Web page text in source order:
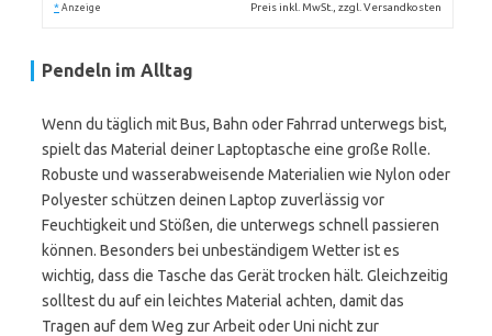
* Anzeige Preis inkl. MwSt., zzgl. Versandkosten
Pendeln im Alltag
Wenn du täglich mit Bus, Bahn oder Fahrrad unterwegs bist,
spielt das Material deiner Laptoptasche eine große Rolle.
Robuste und wasserabweisende Materialien wie Nylon oder
Polyester schützen deinen Laptop zuverlässig vor
Feuchtigkeit und Stößen, die unterwegs schnell passieren
können. Besonders bei unbeständigem Wetter ist es
wichtig, dass die Tasche das Gerät trocken hält. Gleichzeitig
solltest du auf ein leichtes Material achten, damit das
Tragen auf dem Weg zur Arbeit oder Uni nicht zur